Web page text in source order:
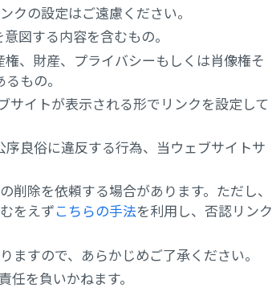
クの設定はご遠慮ください。
図する内容を含むもの。
、財産、プライバシーもしくは肖像権そ
もの。
サイトが表示される形でリンクを設定して
良俗に違反する行為、当ウェブサイトサ
除を依頼する場合があります。ただし、
をえずこちらの手法を利用し、否認リンク
すので、あらかじめご了承ください。
を負いかねます。